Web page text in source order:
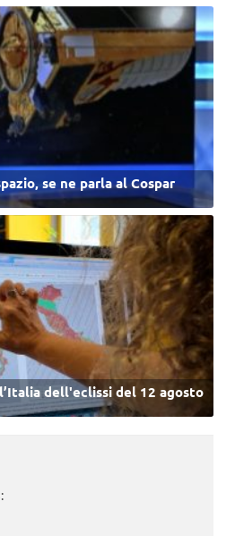
se ne parla al Cospar
dell'eclissi del 12 agosto